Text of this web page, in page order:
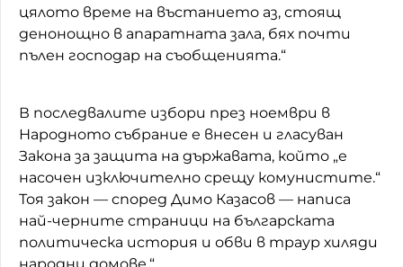
цялото време на въстанието аз, стоящ
денонощно в апаратната зала, бях почти
пълен господар на съобщенията.“
В последвалите избори през ноември в
Народното събрание е внесен и гласуван
Закона за защита на държавата, който „е
насочен изключително срещу комунистите.“
Тоя закон — според Димо Казасов — написа
най-черните страници на българската
политическа история и обви в траур хиляди